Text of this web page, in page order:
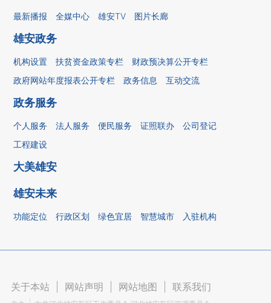
最新播报 全媒中心 雄安TV 图片长廊
雄安政务
机构设置 扶贫资金政策专栏
财政预决算公开专栏
政府网站年度报表公开专栏
政务信息 互动交流
政务服务
个人服务 法人服务 便民服务 证照联办
公司登记
工程建设
大美雄安
雄安未来
功能定位 行政区划 绿色宜居 智慧城市 入驻机构
关于本站 网站声明 网站地图 联系我们